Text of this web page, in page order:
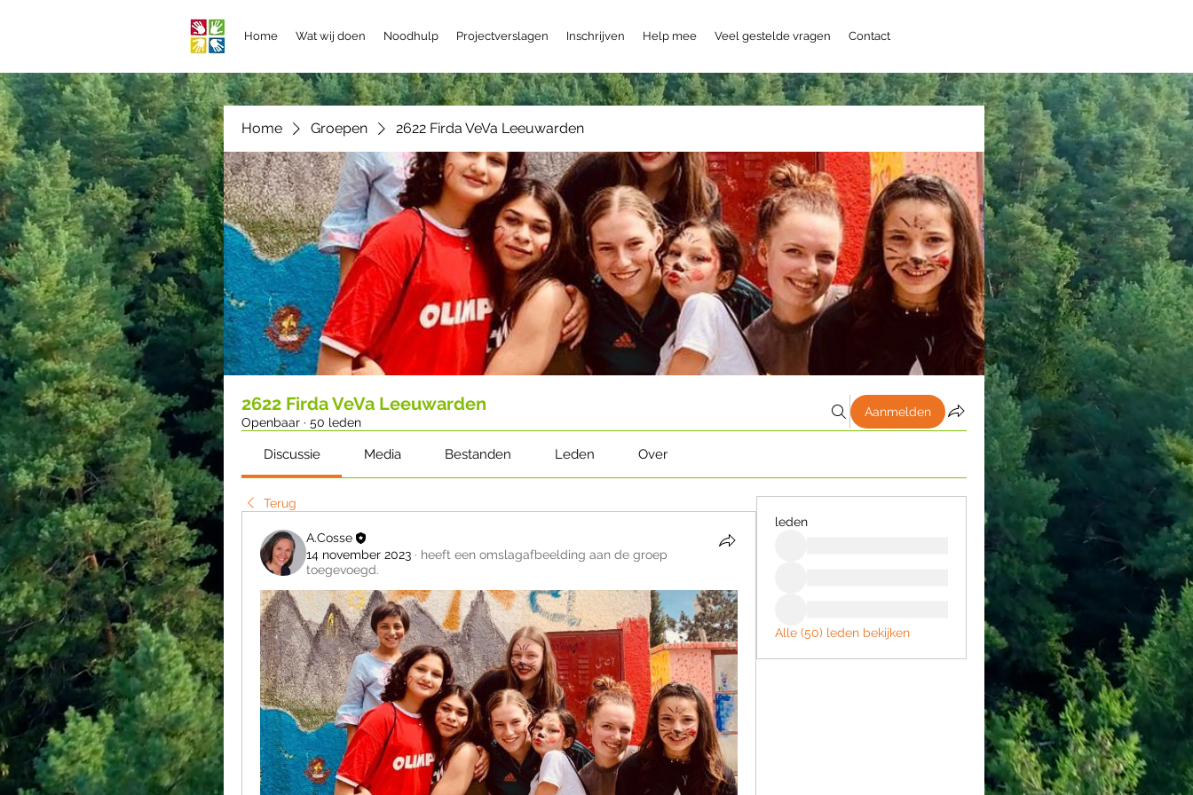
Home Wat wij doen Noodhulp Projectverslagen Inschrijven Help mee Veel gestelde vragen Contact
Home Groepen 2622 Firda VeVa Leeuwarden
2622 Firda VeVa Leeuwarden
Openbaar · 50 leden
Aanmelden
Discussie Media Bestanden Leden Over
Terug
A.Cosse
14 november 2023 · heeft een omslagafbeelding aan de groep
toegevoegd.
leden
Alle (50) leden bekijken